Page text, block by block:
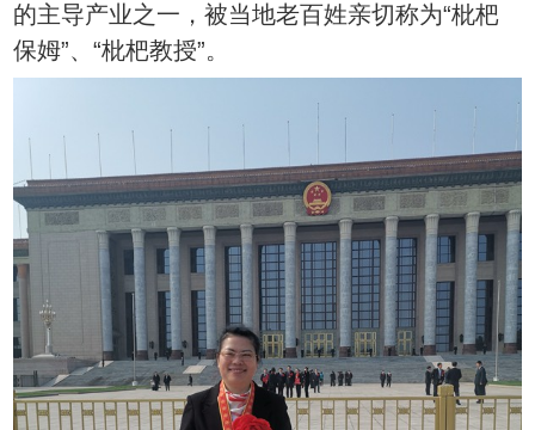
的主导产业之一，被当地老百姓亲切称为“枇杷
保姆”、“枇杷教授”。